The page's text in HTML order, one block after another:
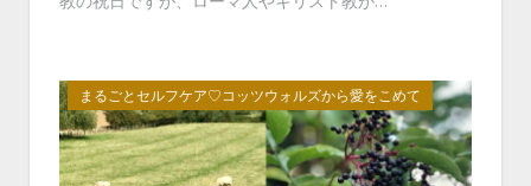
まるごとセルフケア♡コッツウォルズから愛をこめて